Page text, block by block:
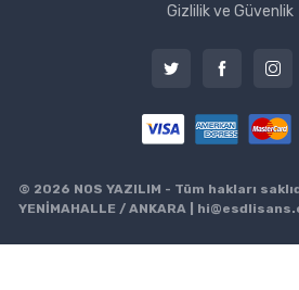
Gizlilik ve Güvenlik
© 2026 NOS YAZILIM - Tüm hakları
YENİMAHALLE / ANKARA |